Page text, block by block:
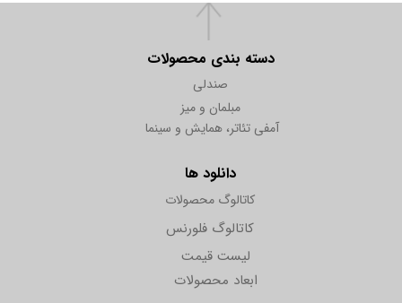
دسته بندی محصولات
صندلی
مبلمان و میز
آمفی تئاتر، همایش و سینما
دانلود ها
کاتالوگ محصولات
کاتالوگ فلورنس
ابعاد محصولات
لیست قیمت